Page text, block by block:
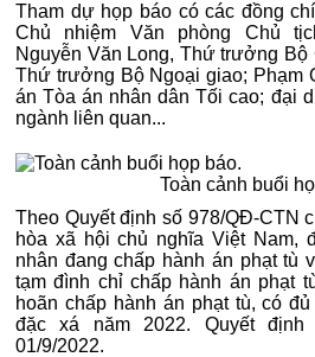
Tham dự họp báo có các đồng
Chủ nhiệm Văn phòng Chủ
Nguyễn Văn Long, Thứ trưởng Bộ
Thứ trưởng Bộ Ngoại giao; Phạm
án Tòa án nhân dân Tối cao; đại
ngành liên quan...
Toàn cảnh buổi
Theo Quyết định số 978/QĐ-CTN
hòa xã hội chủ nghĩa Việt Nam,
nhân đang chấp hành án phạt tù
tạm đình chỉ chấp hành án phạt
hoãn chấp hành án phạt tù, có
đặc xá năm 2022. Quyết
01/9/2022.